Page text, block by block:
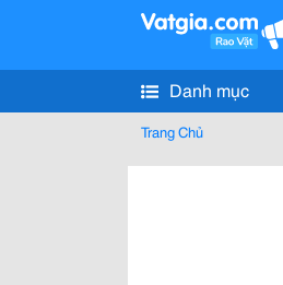
Danh mục
Trang Chủ